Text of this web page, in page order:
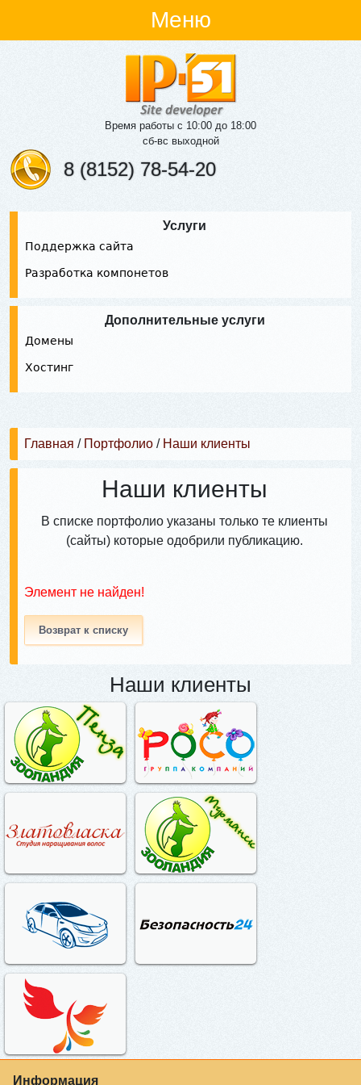
Меню
Время работы с 10:00 до 18:00
сб-вс выходной
8 (8152) 78-54-20
Услуги
Поддержка сайта
Разработка компонетов
Дополнительные услуги
Домены
Хостинг
Главная / Портфолио / Наши клиенты
Наши клиенты
В списке портфолио указаны только те клиенты
(сайты) которые одобрили публикацию.
Элемент не найден!
Возврат к списку
Наши клиенты
Информация